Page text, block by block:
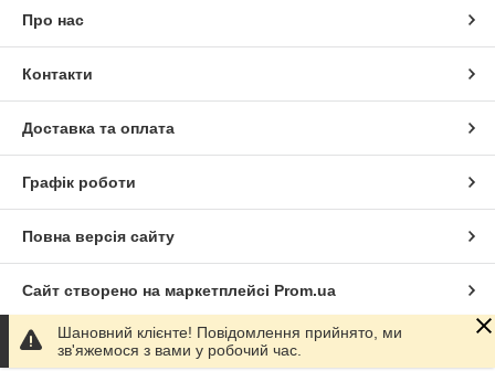
Про нас
Контакти
Доставка та оплата
Графік роботи
Повна версія сайту
Сайт створено на маркетплейсі Prom.ua
Політика конфіденційності
Шановний клієнте! Повідомлення прийнято, ми
зв'яжемося з вами у робочий час.